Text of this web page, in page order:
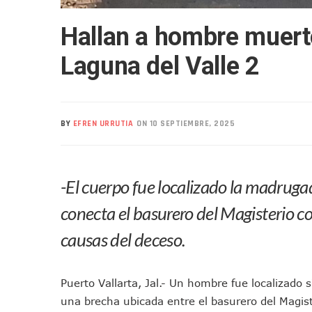
Mueren Cuatro Personas
Bruno Blancas Lleva El
Puerto Vallarta Participa En
Realizan Operativo
Voces Del Orgullo
Partido Verde Conforma
Buques Mexicanos Parten
Centro De Autismo Es Un
Lluvias Y Oleaje Elevado
Hallan a hombre
Laguna del Valle 2
BY EFREN URRUTIA ON 10 SEPTIEMBRE, 2025
-El cuerpo fue localizado la
conecta el basurero del Magisterio
causas del deceso.
Puerto Vallarta, Jal.- Un hombre fue
una brecha ubicada entre el basurero del